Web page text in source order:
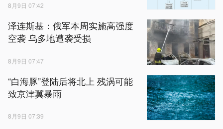
8月9日 07:42
泽连斯基：俄军本周实施高强度
空袭 乌多地遭袭受损
8月9日 07:47
“白海豚”登陆后将北上 残涡可能
致京津冀暴雨
8月9日 07:39